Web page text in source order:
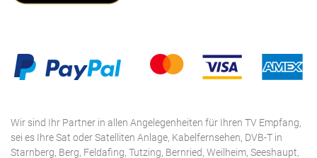
Wir sind Ihr Partner in allen Angelegenheiten für Ihren TV Empfang,
sei es Ihre Sat oder Satelliten Anlage, Kabelfernsehen, DVB-T in
Starnberg, Berg, Feldafing, Tutzing, Bernried, Weilheim, Seeshaupt,